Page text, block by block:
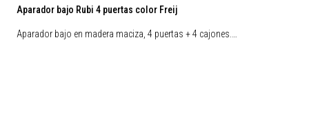
Aparador bajo Rubi 4 puertas color Freij
Aparador bajo en madera maciza, 4 puertas + 4 cajones.…